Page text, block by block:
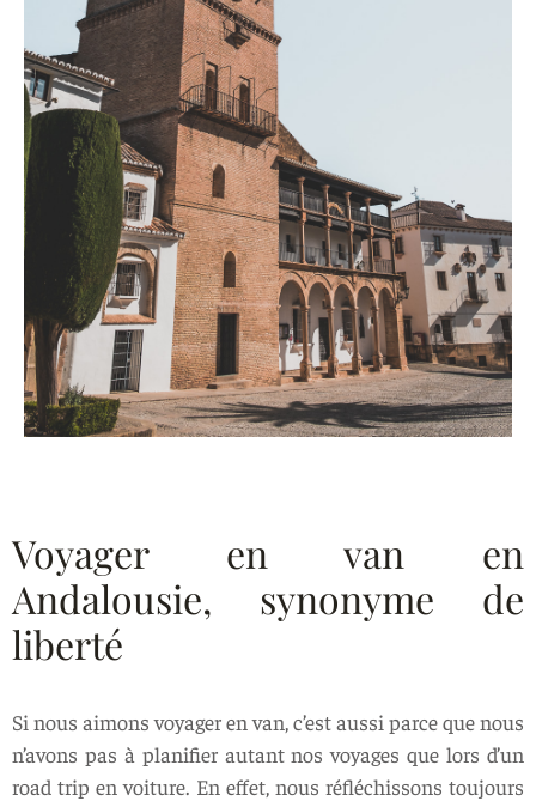
Voyager en van en
Andalousie, synonyme de
liberté
Si nous aimons voyager en van, c’est aussi parce que nous
n’avons pas à planifier autant nos voyages que lors d’un
road trip en voiture. En effet, nous réfléchissons toujours